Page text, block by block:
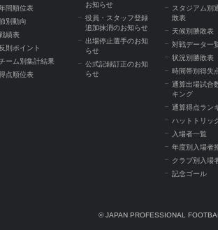
間順位表
別動向
績表
反則ポイント
ーム別集計結果
点順位表
お知らせ
役員・スタッフ登録
追加抹消のお知らせ
出場停止選手のお知
らせ
公式記録訂正のお知
らせ
スタジアム別
敗表
天候別勝敗表
対戦データ一
状況別勝敗表
時間帯別得失
通算出場試合
キング
通算得点ラン
ハットトリッ
入場者一覧
年度別入場者
クラブ別入場
記念ゴール
© JAPAN PROFESSIONAL